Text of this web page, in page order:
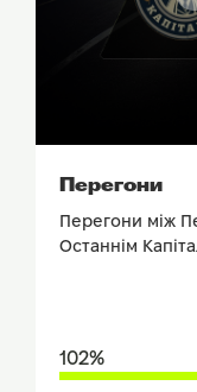
Перегони
Перегони між
Останнім
102%